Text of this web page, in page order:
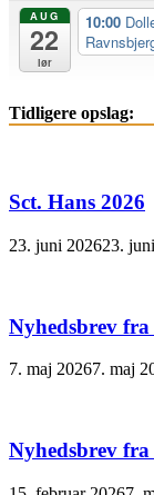
AUG
22
lør
10:00
Tidligere opslag:
Sct. Hans 2026
23. juni 202623.
Nyhedsbrev
7. maj 20267. maj
Nyhedsbrev